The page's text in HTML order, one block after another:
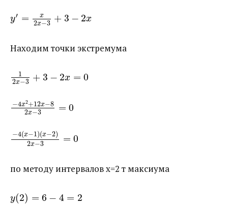
y′ = x
2x−3 + 3 − 2x
Находим точки экстремума
1
2x−3 + 3 − 2x = 0
−4x2+12x−8
2x−3 = 0
−4(x−1)(x−2)
2x−3 = 0
по методу интервалов x=2 т максиума
y(2) = 6 − 4 = 2